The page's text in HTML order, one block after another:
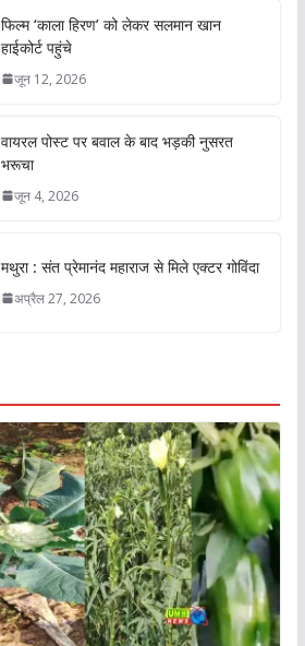
फिल्म ‘काला हिरण’ को लेकर सलमान खान
हाईकोर्ट पहुंचे
जून 12, 2026
वायरल पोस्ट पर बवाल के बाद भड़की नुसरत
भरूचा
जून 4, 2026
मथुरा : संत प्रेमानंद महाराज से मिले एक्टर गोविंदा
अप्रैल 27, 2026